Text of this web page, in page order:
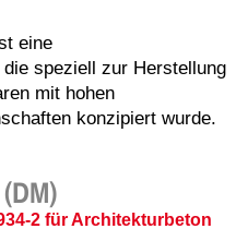
eine
speziell zur Herstellung
mit hohen
konzipiert wurde.
2 für Architekturbeton